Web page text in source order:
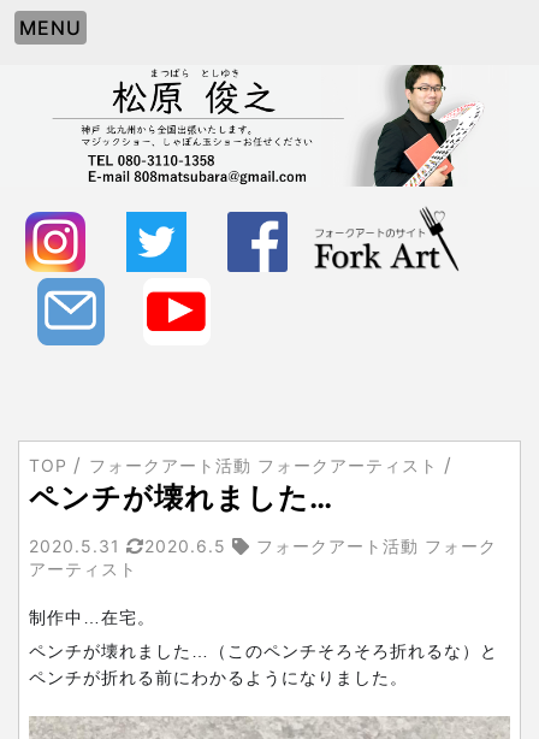
MENU
TOP フォークアート活動 フォークアーティスト
ペンチが壊れました…
2020.5.31 2020.6.5
フォークアート活動 フォーク
アーティスト
制作中…在宅。
ペンチが壊れました…（このペンチそろそろ折れるな）と
ペンチが折れる前にわかるようになりました。